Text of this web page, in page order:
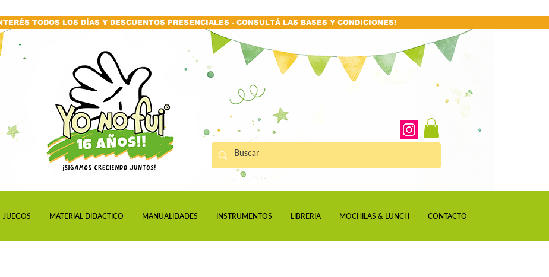
TODOS LOS DÍAS Y DESCUENTOS PRESENCIALES - CONSULTÁ LAS BASES Y CONDICIONES!
JUEGOS MATERIAL DIDACTICO MANUALIDADES INSTRUMENTOS LIBRERIA MOCHILAS & LUNCH CONTACTO